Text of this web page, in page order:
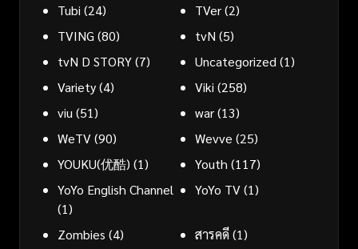
Tubi (24) TVer(2)
TVING (80) tvN (5)
tvN D STORY(7) Uncategorized (1)
Variety(4) Viki (258)
viu (51) war(13)
WeTV(90) Wevve (25)
YOUKU(优酷) (1) Youth (117)
YoYo English Channel
(1)
YoYo TV(1)
Zombies (4) สารคดี(1)